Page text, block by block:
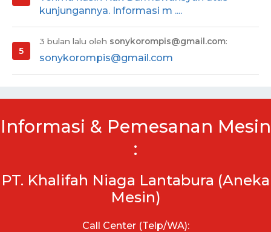
kunjungannya. Informasi m ....
3 bulan lalu oleh sonykorompis@gmail.com:
sonykorompis@gmail.com
Informasi & Pemesanan Mesin
:
PT. Khalifah Niaga Lantabura (Aneka
Mesin)
Call Center (Telp/WA):